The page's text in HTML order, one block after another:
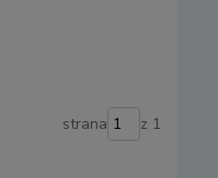
strana z 1